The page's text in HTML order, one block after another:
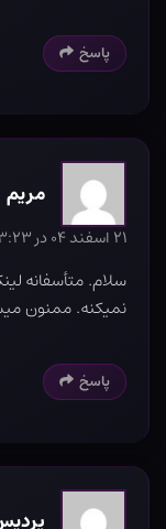
پاسخ
مریم
۲۱ اسفند ۰۴ در ۳:۲۳ ب٫ظ
سلام. متأسفانه
نمیکنه. ممنون
پاسخ